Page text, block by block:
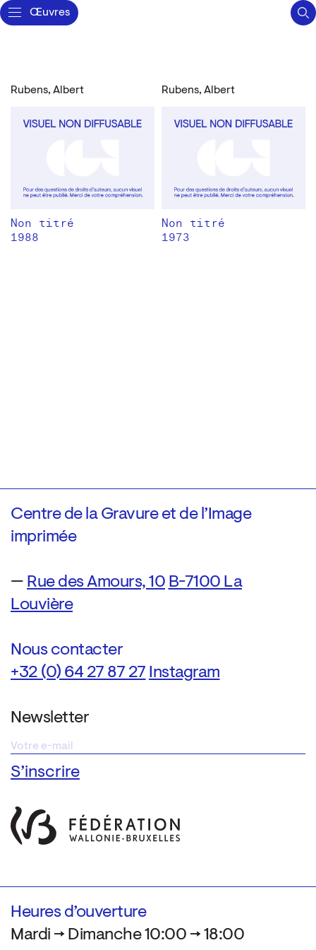
Œuvres
Rubens, Albert
Non titré
1988
Rubens, Albert
Non titré
1973
Centre de la Gravure et de l’Image
imprimée
— Rue des Amours, 10 B-7100 La
Louvière
Nous contacter
+32 (0) 64 27 87 27 Instagram
Newsletter
Heures d’ouverture
Mardi → Dimanche 10:00 → 18:00